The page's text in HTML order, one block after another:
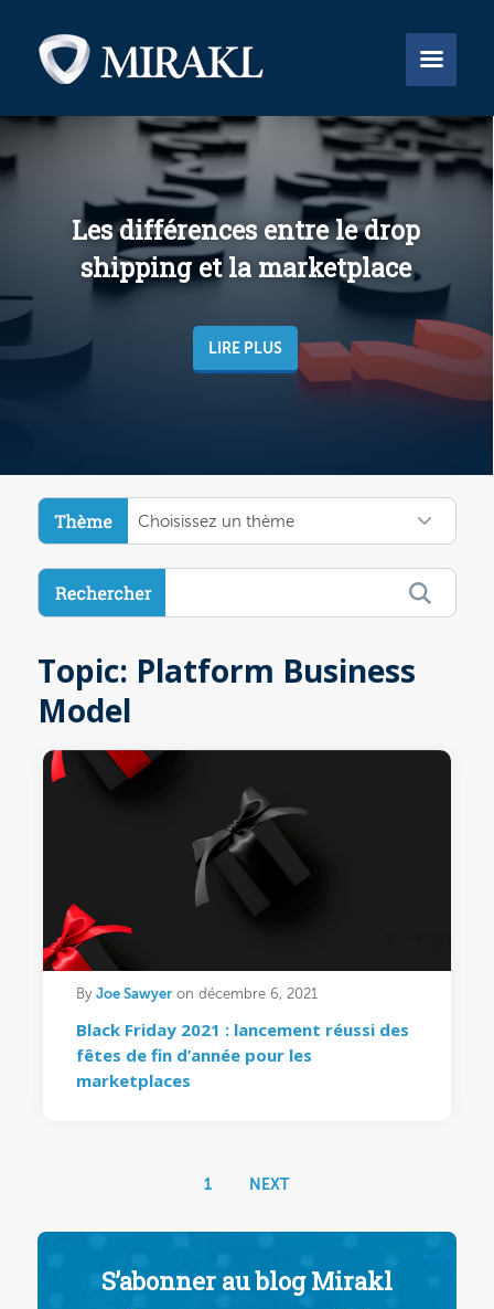


Les différences entre le drop
shipping et la marketplace
LIRE PLUS
Choisissez un thème
Topic: Platform Business
Model
By Joe Sawyeron décembre 6, 2021
Black Friday 2021 : lancement réussi des
fêtes de fin d’année pour les
marketplaces
1 NEXT
S’abonner au blog Mirakl